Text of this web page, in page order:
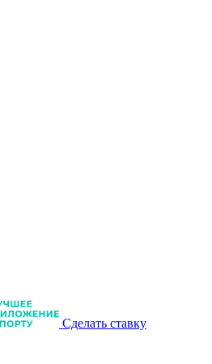
Сделать ставку